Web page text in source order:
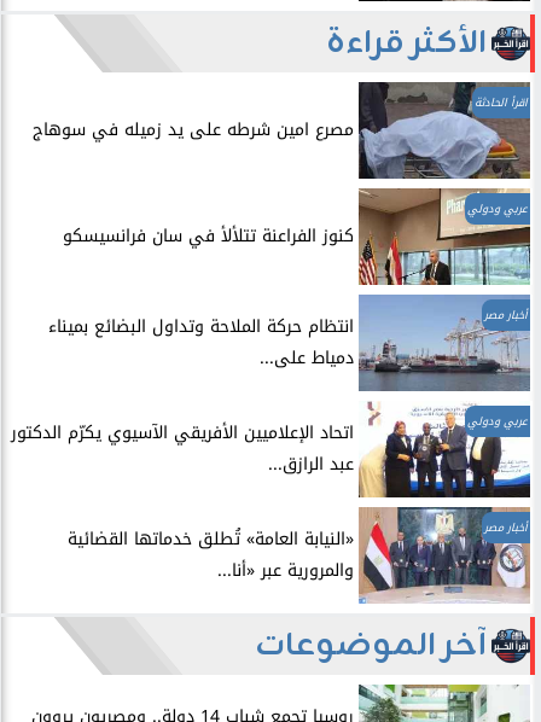
الأكثر قراءة
اقرأ الحادثة
مصرع امين شرطه على يد زميله في سوهاج
عربي ودولي
​كنوز الفراعنة تتلألأ في سان فرانسيسكو
أخبار مصر
انتظام حركة الملاحة وتداول البضائع بميناء
دمياط على...
عربي ودولي
اتحاد الإعلاميين الأفريقي الآسيوي يكرّم الدكتور
عبد الرازق...
أخبار مصر
​«النيابة العامة» تُطلق خدماتها القضائية
والمرورية عبر «أنا...
آخر الموضوعات